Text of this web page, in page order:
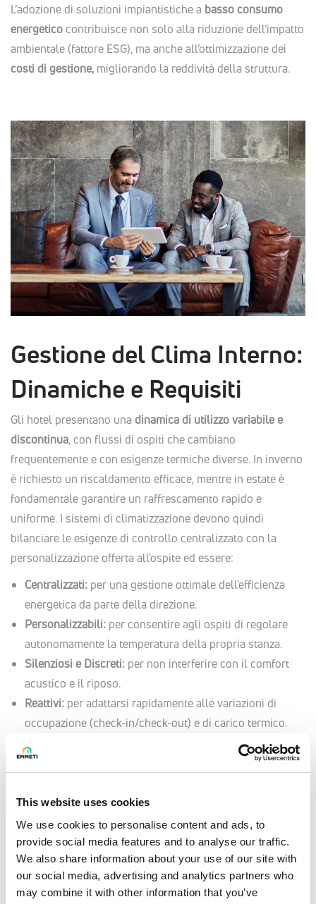
This website uses cookies
We use cookies to personalise content and ads, to
provide social media features and to analyse our traffic.
We also share information about your use of our site with
our social media, advertising and analytics partners who
may combine it with other information that you’ve
L’adozione di soluzioni impiantistiche a basso consumo
energetico contribuisce non solo alla riduzione dell’impatto
ambientale (fattore ESG), ma anche all’ottimizzazione dei
costi di gestione, migliorando la reddività della struttura.
Gestione del Clima Interno:
Dinamiche e Requisiti
Gli hotel presentano una dinamica di utilizzo variabile e
discontinua, con flussi di ospiti che cambiano
frequentemente e con esigenze termiche diverse. In inverno
è richiesto un riscaldamento efficace, mentre in estate è
fondamentale garantire un raffrescamento rapido e
uniforme. I sistemi di climatizzazione devono quindi
bilanciare le esigenze di controllo centralizzato con la
personalizzazione offerta all'ospite ed essere:
Centralizzati: per una gestione ottimale dell'efficienza
energetica da parte della direzione.
Personalizzabili: per consentire agli ospiti di regolare
autonomamente la temperatura della propria stanza.
Silenziosi e Discreti: per non interferire con il comfort
acustico e il riposo.
Reattivi: per adattarsi rapidamente alle variazioni di
occupazione (check-in/check-out) e di carico termico.
Soluzioni Emmeti e Purmo Group per
Emmeti e Purmo Group propongono una gamma completa
di soluzioni per il riscaldamento e il raffrescamento degli
ambienti alberghieri, progettate per coniugare comfort,
estetica ed efficienza energetica.
Scegli tra una gamma di soluzioni che possono essere